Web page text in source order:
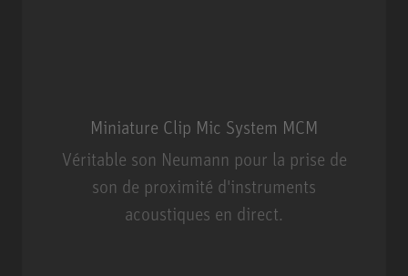
Miniature Clip Mic System MCM
Véritable son Neumann pour la prise de
son de proximité d'instruments
acoustiques en direct.